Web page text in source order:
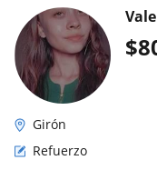
$
Girón
Refuerzo